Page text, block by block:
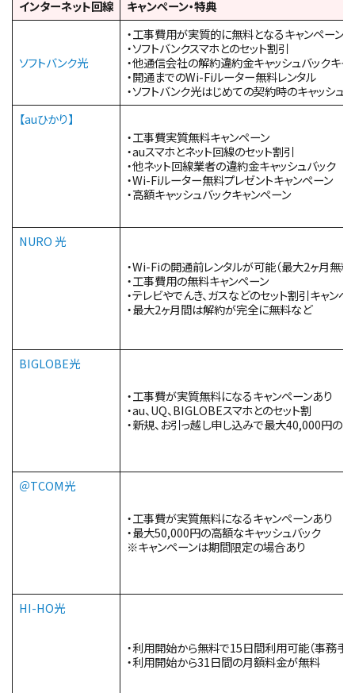
インターネット回線 キャンペーン・特典
ソフトバンク光
・工事費用が実質的に無料となるキャンペーン
・ソフトバンクスマホとのセット割引
・他通信会社の解約違約金キャッシュバックキャ
・開通までのWi-Fiルーター無料レンタル
・ソフトバンク光はじめての契約時のキャッシュ
【auひかり】
・工事費実質無料キャンペーン
・auスマホとネット回線のセット割引
・他ネット回線業者の違約金キャッシュバック
・Wi-Fiルーター無料プレゼントキャンペーン
・高額キャッシュバックキャンペーン
NURO 光
・Wi-Fiの開通前レンタルが可能（最大2ヶ月無料
・工事費用の無料キャンペーン
・テレビやでんき、ガスなどのセット割引キャンペ
・最大2ヶ月間は解約が完全に無料など
BIGLOBE光
・工事費が実質無料になるキャンペーンあり
・au、UQ、BIGLOBEスマホとのセット割
・新規、お引っ越し申し込みで最大40,000円のキ
＠TCOM光
・工事費が実質無料になるキャンペーンあり
・最大50,000円の高額なキャッシュバック
※キャンペーンは期間限定の場合あり
HI-HO光
・利用開始から無料で15日間利用可能（事務手
・利用開始から31日間の月額料金が無料